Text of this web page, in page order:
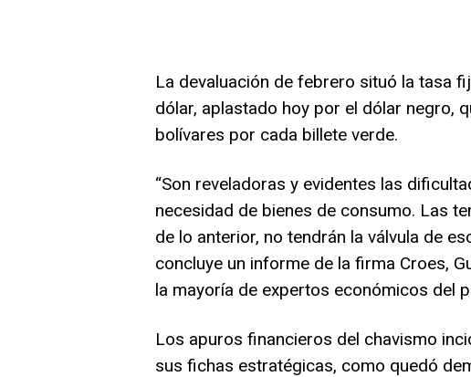
La devaluación de febrero situó la tasa
dólar, aplastado hoy por el dólar negro,
bolívares por cada billete verde.
“Son reveladoras y evidentes las
necesidad de bienes de consumo. Las
de lo anterior, no tendrán la válvula de
concluye un informe de la firma Croes,
la mayoría de expertos económicos del
Los apuros financieros del chavismo
sus fichas estratégicas, como quedó